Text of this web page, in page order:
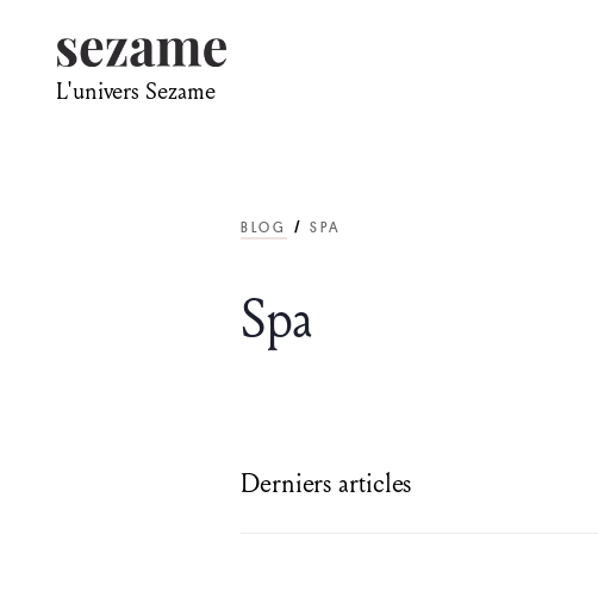
L'univers Sezame
BLOG / SPA
Spa
Derniers articles